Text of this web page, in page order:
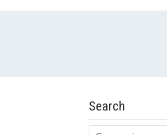
Search